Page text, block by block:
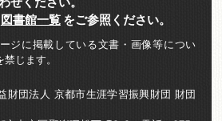
図書館一覧をご参照ください。
ジに掲載している文書・画像等につい
じます。
財団法人 京都市生涯学習振興財団 財団